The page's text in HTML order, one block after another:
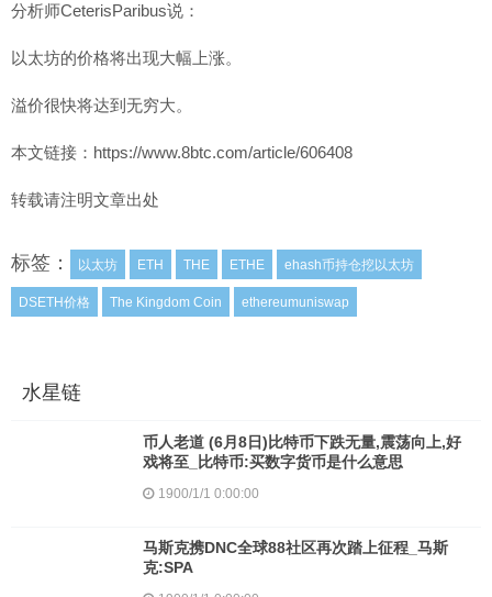
分析师CeterisParibus说：
以太坊的价格将出现大幅上涨。
溢价很快将达到无穷大。
本文链接：https://www.8btc.com/article/606408
转载请注明文章出处
标签： 以太坊 ETH THE ETHE ehash币持仓挖以太坊
DSETH价格 The Kingdom Coin ethereumuniswap
水星链
币人老道 (6月8日)比特币下跌无量,震荡向上,好
戏将至_比特币:买数字货币是什么意思
1900/1/1 0:00:00
马斯克携DNC全球88社区再次踏上征程_马斯
克:SPA